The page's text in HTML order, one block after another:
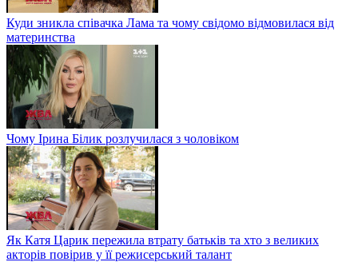
Куди зникла співачка Лама та чому свідомо відмовилася від
материнства
Чому Ірина Білик розлучилася з чоловіком
Як Катя Царик пережила втрату батьків та хто з великих
акторів повірив у її режисерський талант